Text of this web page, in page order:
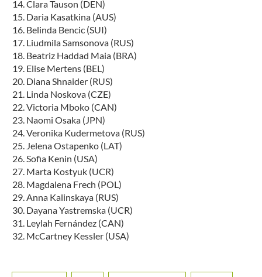
Clara Tauson (DEN)
Daria Kasatkina (AUS)
Belinda Bencic (SUI)
Liudmila Samsonova (RUS)
Beatriz Haddad Maia (BRA)
Elise Mertens (BEL)
Diana Shnaider (RUS)
Linda Noskova (CZE)
Victoria Mboko (CAN)
Naomi Osaka (JPN)
Veronika Kudermetova (RUS)
Jelena Ostapenko (LAT)
Sofia Kenin (USA)
Marta Kostyuk (UCR)
Magdalena Frech (POL)
Anna Kalinskaya (RUS)
Dayana Yastremska (UCR)
Leylah Fernández (CAN)
McCartney Kessler (USA)